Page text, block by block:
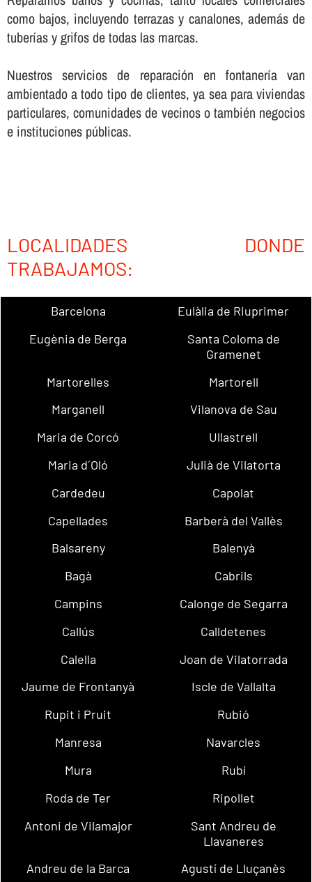
como bajos, incluyendo terrazas y canalones, además de
tuberí­as y grifos de todas las marcas.
Nuestros servicios de reparación en fontanerí­a van
ambientado a todo tipo de clientes, ya sea para viviendas
particulares, comunidades de vecinos o también negocios
e instituciones públicas.
LOCALIDADES DONDE
TRABAJAMOS:
Barcelona
Eulàlia de Riuprimer
Eugènia de Berga
Santa Coloma de
Gramenet
Martorelles
Martorell
Marganell
Vilanova de Sau
Maria de Corcó
Ullastrell
Maria d´Oló
Julià de Vilatorta
Cardedeu
Capolat
Capellades
Barberà del Vallès
Balsareny
Balenyà
Bagà
Cabrils
Campins
Calonge de Segarra
Callús
Calldetenes
Calella
Joan de Vilatorrada
Jaume de Frontanyà
Iscle de Vallalta
Rupit i Pruit
Rubió
Manresa
Navarcles
Mura
Rubí
Roda de Ter
Ripollet
Antoni de Vilamajor
Sant Andreu de
Llavaneres
Andreu de la Barca
Agustí de Lluçanès